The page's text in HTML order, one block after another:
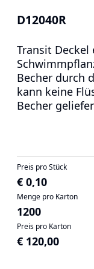
D12040R
Transit
Becher durch
kann keine
Becher
Preis pro Stück
€ 0,10
Menge pro Karton
1200
Preis pro Karton
€ 120,00